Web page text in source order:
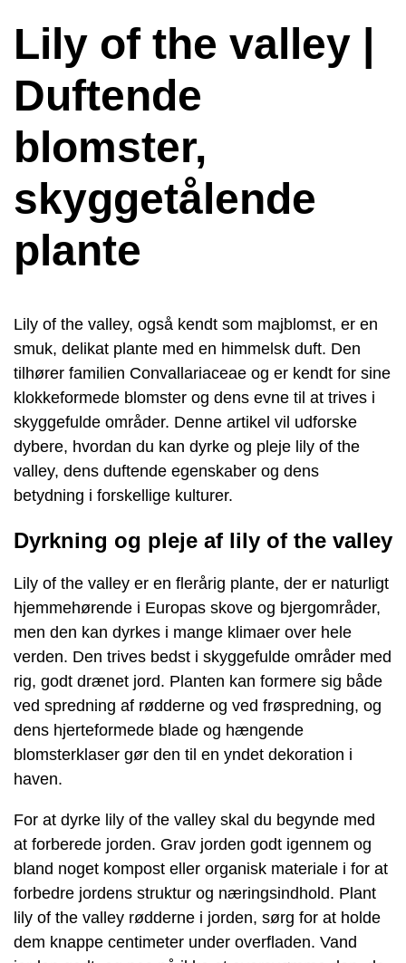
Lily of the valley |
Duftende
blomster,
skyggetålende
plante
Lily of the valley, også kendt som majblomst, er en
smuk, delikat plante med en himmelsk duft. Den
tilhører familien Convallariaceae og er kendt for sine
klokkeformede blomster og dens evne til at trives i
skyggefulde områder. Denne artikel vil udforske
dybere, hvordan du kan dyrke og pleje lily of the
valley, dens duftende egenskaber og dens
betydning i forskellige kulturer.
Dyrkning og pleje af lily of the valley
Lily of the valley er en flerårig plante, der er naturligt
hjemmehørende i Europas skove og bjergområder,
men den kan dyrkes i mange klimaer over hele
verden. Den trives bedst i skyggefulde områder med
rig, godt drænet jord. Planten kan formere sig både
ved spredning af rødderne og ved frøspredning, og
dens hjerteformede blade og hængende
blomsterklaser gør den til en yndet dekoration i
haven.
For at dyrke lily of the valley skal du begynde med
at forberede jorden. Grav jorden godt igennem og
bland noget kompost eller organisk materiale i for at
forbedre jordens struktur og næringsindhold. Plant
lily of the valley rødderne i jorden, sørg for at holde
dem knappe centimeter under overfladen. Vand